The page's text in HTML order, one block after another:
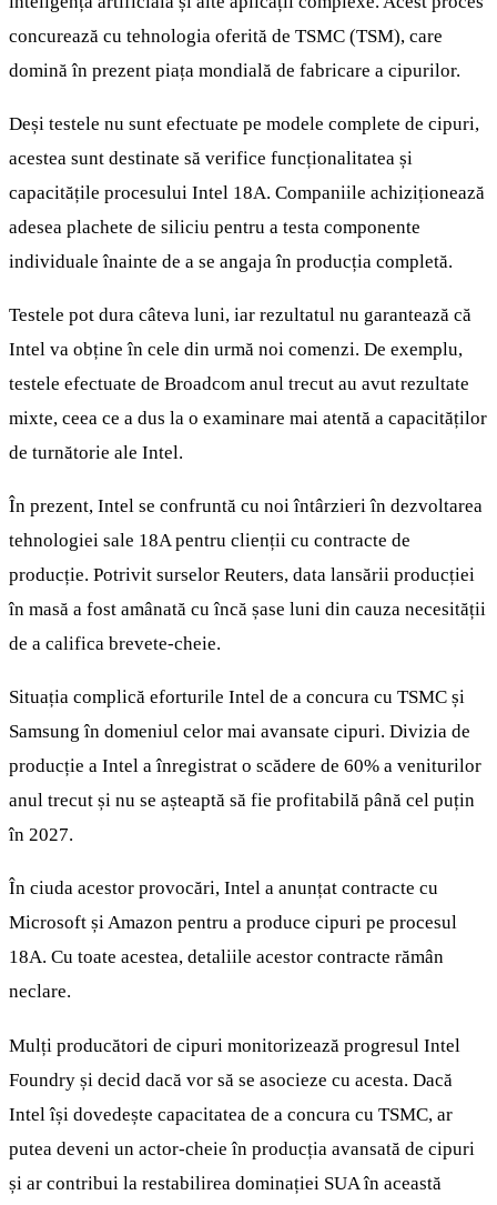
concurează cu tehnologia oferită de TSMC (TSM), care
domină în prezent piața mondială de fabricare a cipurilor.
Deși testele nu sunt efectuate pe modele complete de cipuri,
acestea sunt destinate să verifice funcționalitatea și
capacitățile procesului Intel 18A. Companiile achiziționează
adesea plachete de siliciu pentru a testa componente
individuale înainte de a se angaja în producția completă.
Testele pot dura câteva luni, iar rezultatul nu garantează că
Intel va obține în cele din urmă noi comenzi. De exemplu,
testele efectuate de Broadcom anul trecut au avut rezultate
mixte, ceea ce a dus la o examinare mai atentă a capacităților
de turnătorie ale Intel.
În prezent, Intel se confruntă cu noi întârzieri în dezvoltarea
tehnologiei sale 18A pentru clienții cu contracte de
producție. Potrivit surselor Reuters, data lansării producției
în masă a fost amânată cu încă șase luni din cauza necesității
de a califica brevete-cheie.
Situația complică eforturile Intel de a concura cu TSMC și
Samsung în domeniul celor mai avansate cipuri. Divizia de
producție a Intel a înregistrat o scădere de 60% a veniturilor
anul trecut și nu se așteaptă să fie profitabilă până cel puțin
în 2027.
În ciuda acestor provocări, Intel a anunțat contracte cu
Microsoft și Amazon pentru a produce cipuri pe procesul
18A. Cu toate acestea, detaliile acestor contracte rămân
neclare.
Mulți producători de cipuri monitorizează progresul Intel
Foundry și decid dacă vor să se asocieze cu acesta. Dacă
Intel își dovedește capacitatea de a concura cu TSMC, ar
putea deveni un actor-cheie în producția avansată de cipuri
și ar contribui la restabilirea dominației SUA în această